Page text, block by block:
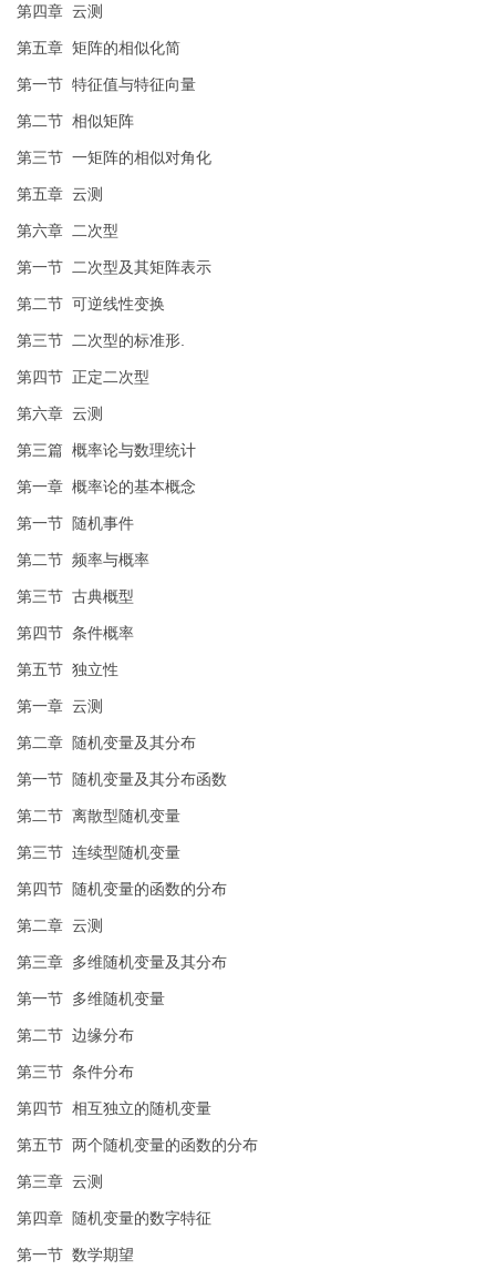
第四章 云测
第五章 矩阵的相似化简
第一节 特征值与特征向量
第二节 相似矩阵
第三节 一矩阵的相似对角化
第五章 云测
第六章 二次型
第一节 二次型及其矩阵表示
第二节 可逆线性变换
第三节 二次型的标准形.
第四节 正定二次型
第六章 云测
第三篇 概率论与数理统计
第一章 概率论的基本概念
第一节 随机事件
第二节 频率与概率
第三节 古典概型
第四节 条件概率
第五节 独立性
第一章 云测
第二章 随机变量及其分布
第一节 随机变量及其分布函数
第二节 离散型随机变量
第三节 连续型随机变量
第四节 随机变量的函数的分布
第二章 云测
第三章 多维随机变量及其分布
第一节 多维随机变量
第二节 边缘分布
第三节 条件分布
第四节 相互独立的随机变量
第五节 两个随机变量的函数的分布
第三章 云测
第四章 随机变量的数字特征
第一节 数学期望